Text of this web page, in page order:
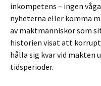
inkompetens – ingen
nyheterna eller komma
av maktmänniskor som
historien visat att
hålla sig kvar vid makten
tidsperioder.